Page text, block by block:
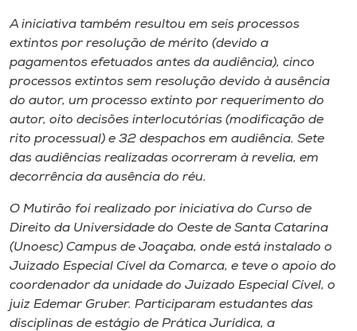
Editora
Rádio
Museu
Unoesc
Selecione
A iniciativa também resultou em seis processos
extintos por resolução de mérito (devido a
pagamentos efetuados antes da audiência), cinco
processos extintos sem resolução devido à ausência
do autor, um processo extinto por requerimento do
autor, oito decisões interlocutórias (modificação de
rito processual) e 32 despachos em audiência. Sete
das audiências realizadas ocorreram à revelia, em
decorrência da ausência do réu.
O Mutirão foi realizado por iniciativa do Curso de
Direito da Universidade do Oeste de Santa Catarina
(Unoesc) Campus de Joaçaba, onde está instalado o
Juizado Especial Cível da Comarca, e teve o apoio do
coordenador da unidade do Juizado Especial Cível, o
juiz Edemar Gruber. Participaram estudantes das
disciplinas de estágio de Prática Jurídica, a